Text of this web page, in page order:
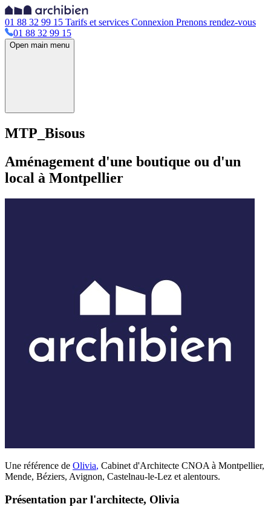
01 88 32 99 15 Tarifs et services Connexion Prenons rendez-vous
01 88 32 99 15
Open main menu
MTP_Bisous
Aménagement d'une boutique ou d'un
local à Montpellier
Une référence de Olivia, Cabinet d'Architecte CNOA à Montpellier,
Mende, Béziers, Avignon, Castelnau-le-Lez et alentours.
Présentation par l'architecte, Olivia